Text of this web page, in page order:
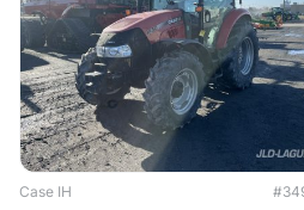
Case IH